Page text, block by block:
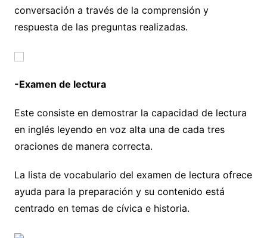
conversación a través de la comprensión y
respuesta de las preguntas realizadas.
-Examen de lectura
Este consiste en demostrar la capacidad de lectura
en inglés leyendo en voz alta una de cada tres
oraciones de manera correcta.
La lista de vocabulario del examen de lectura ofrece
ayuda para la preparación y su contenido está
centrado en temas de cívica e historia.